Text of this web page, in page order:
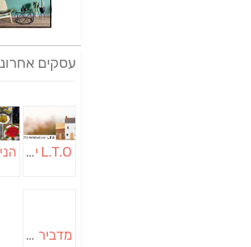
עסקים
L.T.O יעוץ משכנתאות וכלכלת משפחה | יועץ משכנתאות באשכול
מדביר בבאר שבע | הדברה בבאר שבע | יוגב הדברות